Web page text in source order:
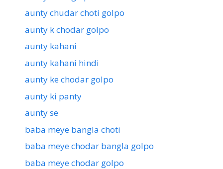
aunty chudar choti golpo
aunty k chodar golpo
aunty kahani
aunty kahani hindi
aunty ke chodar golpo
aunty ki panty
aunty se
baba meye bangla choti
baba meye chodar bangla golpo
baba meye chodar golpo